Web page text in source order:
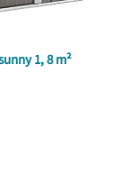
1, 8 m²